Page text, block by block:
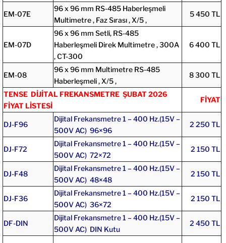
EM-07E
96 x 96 mm RS-485 Haberleşmeli
Multimetre , Faz Sırası , X/5 ,
5 450 TL
EM-07D
96 x 96 mm Setli, RS-485
Haberleşmeli Direk Multimetre , 300A
, CT-300
6 400 TL
EM-08
96 x 96 mm Multimetre RS-485
Haberleşmeli , X/5 ,
8 300 TL
TENSE DİJİTAL FREKANSMETRE ŞUBAT 2026
FİYAT LİSTESİ
FİYAT
DJ-F96
Dijital Frekansmetre 1 – 400 Hz.(15V –
500V AC) 96×96
2 250 TL
DJ-F72
Dijital Frekansmetre 1 – 400 Hz.(15V –
500V AC) 72×72
2 150 TL
DJ-F48
Dijital Frekansmetre 1 – 400 Hz.(15V –
500V AC) 48×48
2 150 TL
DJ-F36
Dijital Frekansmetre 1 – 400 Hz.(15V –
500V AC) 36×72
2 150 TL
DF-DIN
Dijital Frekansmetre 1 – 400 Hz.(15V –
500V AC) DIN Kutu
2 450 TL